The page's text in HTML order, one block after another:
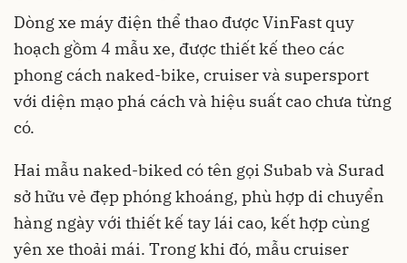
Dòng xe máy điện thể thao được VinFast quy
hoạch gồm 4 mẫu xe, được thiết kế theo các
phong cách naked-bike, cruiser và supersport
với diện mạo phá cách và hiệu suất cao chưa từng
có.
Hai mẫu naked-biked có tên gọi Subab và Surad
sở hữu vẻ đẹp phóng khoáng, phù hợp di chuyển
hàng ngày với thiết kế tay lái cao, kết hợp cùng
yên xe thoải mái. Trong khi đó, mẫu cruiser